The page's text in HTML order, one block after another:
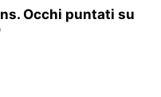
Occhi puntati su